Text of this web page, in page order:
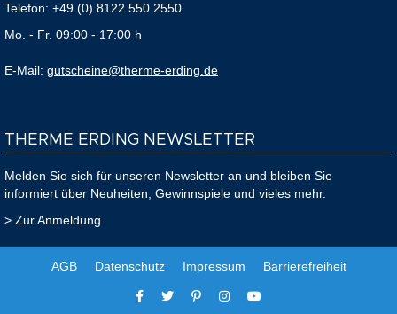
Telefon: +49 (0) 8122 550 2550
Mo. - Fr. 09:00 - 17:00 h
E-Mail: gutscheine@therme-erding.de
THERME ERDING NEWSLETTER
Melden Sie sich für unseren Newsletter an und bleiben Sie
informiert über Neuheiten, Gewinnspiele und vieles mehr.
> Zur Anmeldung
AGB Datenschutz Impressum Barrierefreiheit